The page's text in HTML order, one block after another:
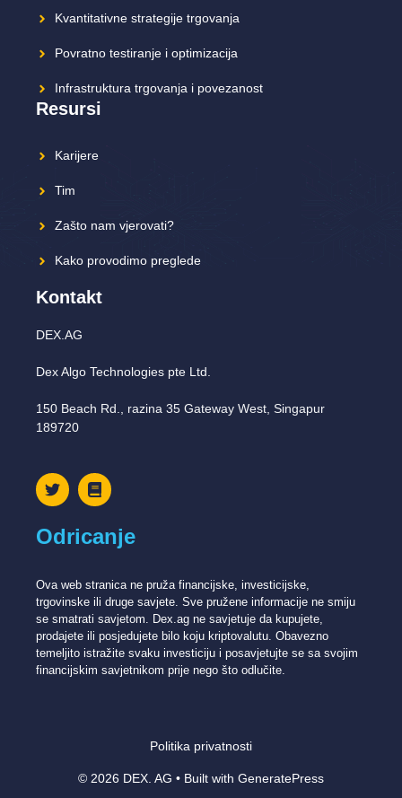
Kvantitativne strategije trgovanja
Povratno testiranje i optimizacija
Infrastruktura trgovanja i povezanost
Resursi
Karijere
Tim
Zašto nam vjerovati?
Kako provodimo preglede
Kontakt
DEX.AG
Dex Algo Technologies pte Ltd.
150 Beach Rd., razina 35 Gateway West, Singapur
189720
Odricanje
Ova web stranica ne pruža financijske, investicijske,
trgovinske ili druge savjete. Sve pružene informacije ne smiju
se smatrati savjetom. Dex.ag ne savjetuje da kupujete,
prodajete ili posjedujete bilo koju kriptovalutu. Obavezno
temeljito istražite svaku investiciju i posavjetujte se sa svojim
financijskim savjetnikom prije nego što odlučite.
Politika privatnosti
© 2026 DEX. AG • Built with GeneratePress